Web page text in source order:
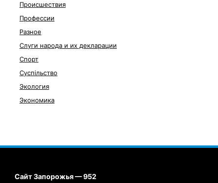
Происшествия
Профессии
Разное
Слуги народа и их декларации
Спорт
Суспільство
Экология
Экономика
Сайт Запорожья — 952